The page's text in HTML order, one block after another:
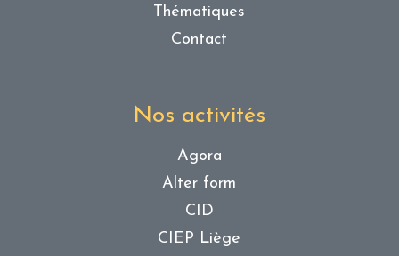
Thématiques
Contact
Nos activités
Agora
Alter form
CID
CIEP Liège